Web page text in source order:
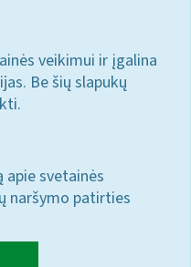
veikimui ir įgalina
Be šių slapukų
svetainės
naršymo patirties